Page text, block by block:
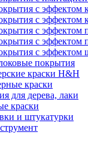
с эффектом
с эффектом
с эффектом
с эффектом
с эффектом
покрытия
краски H&H
краски
для дерева, лаки
краски
и штукатурки